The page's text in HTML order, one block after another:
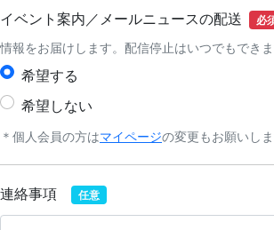
イベント案内／メールニュースの配送 必
情報をお届けします。配信停止はいつでもできま
希望する
希望しない
＊個人会員の方はマイページの変更もお願いしま
連絡事項 任意